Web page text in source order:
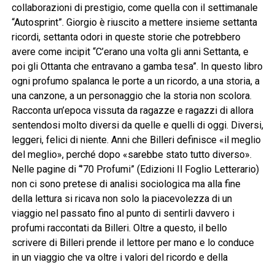
collaborazioni di prestigio, come quella con il settimanale
“Autosprint”. Giorgio è riuscito a mettere insieme settanta
ricordi, settanta odori in queste storie che potrebbero
avere come incipit “C’erano una volta gli anni Settanta, e
poi gli Ottanta che entravano a gamba tesa”. In questo libro
ogni profumo spalanca le porte a un ricordo, a una storia, a
una canzone, a un personaggio che la storia non scolora.
Racconta un’epoca vissuta da ragazze e ragazzi di allora
sentendosi molto diversi da quelle e quelli di oggi. Diversi,
leggeri, felici di niente. Anni che Billeri definisce «il meglio
del meglio», perché dopo «sarebbe stato tutto diverso».
Nelle pagine di “’70 Profumi” (Edizioni Il Foglio Letterario)
non ci sono pretese di analisi sociologica ma alla fine
della lettura si ricava non solo la piacevolezza di un
viaggio nel passato fino al punto di sentirli davvero i
profumi raccontati da Billeri. Oltre a questo, il bello
scrivere di Billeri prende il lettore per mano e lo conduce
in un viaggio che va oltre i valori del ricordo e della